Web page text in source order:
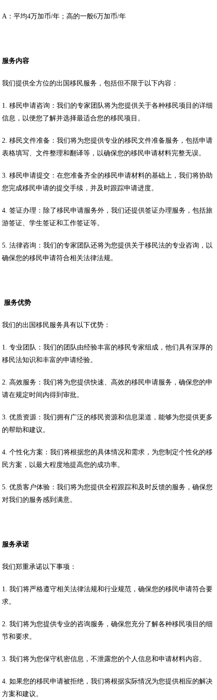
A：平均4万加币/年；高的一般6万加币/年
服务内容
我们提供全方位的出国移民服务，包括但不限于以下内容：
1. 移民申请咨询：我们的专家团队将为您提供关于各种移民项目的详细
信息，以便您了解并选择最适合您的移民项目。
2. 移民文件准备：我们将为您提供专业的移民文件准备服务，包括申请
表格填写、文件整理和翻译等，以确保您的移民申请材料完整无误。
3. 移民申请提交：在您准备齐全的移民申请材料的基础上，我们将协助
您完成移民申请的提交手续，并及时跟踪申请进度。
4. 签证办理：除了移民申请服务外，我们还提供签证办理服务，包括旅
游签证、学生签证和工作签证等。
5. 法律咨询：我们的专家团队还将为您提供关于移民法的专业咨询，以
确保您的移民申请符合相关法律法规。
服务优势
我们的出国移民服务具有以下优势：
1. 专业团队：我们的团队由经验丰富的移民专家组成，他们具有深厚的
移民法知识和丰富的申请经验。
2. 高效服务：我们将为您提供快速、高效的移民申请服务，确保您的申
请在规定时间内得到审批。
3. 优质资源：我们拥有广泛的移民资源和信息渠道，能够为您提供更多
的帮助和建议。
4. 个性化方案：我们将根据您的具体情况和需求，为您制定个性化的移
民方案，以最大程度地提高您的成功率。
5. 优质客户体验：我们将为您提供全程跟踪和及时反馈的服务，确保您
对我们的服务感到满意。
服务承诺
我们郑重承诺以下事项：
1. 我们将严格遵守相关法律法规和行业规范，确保您的移民申请符合要
求。
2. 我们将为您提供专业的咨询服务，确保您充分了解各种移民项目的细
节和要求。
3. 我们将为您保守机密信息，不泄露您的个人信息和申请材料内容。
4. 如果您的移民申请被拒绝，我们将根据实际情况为您提供相应的解决
方案和建议。